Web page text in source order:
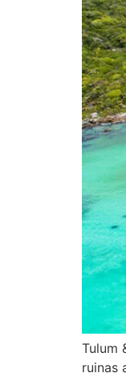
Tulum
ruinas